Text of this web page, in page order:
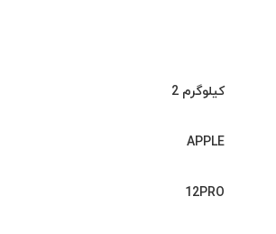
2 کیلوگرم
APPLE
12PRO